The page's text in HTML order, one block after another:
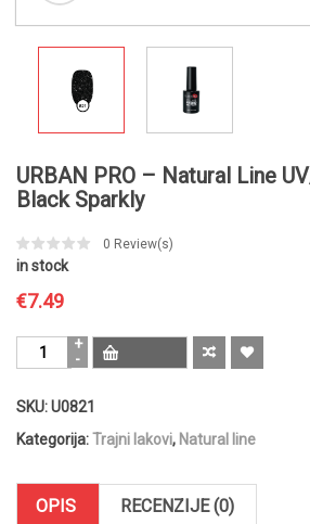
URBAN PRO – Natural Line
Black Sparkly
0 Review(s)
in stock
€7.49
URBAN
PRO
Natural
Line
Black
SKU:U0821
Kategorija:Trajni lakovi, Natural line
OPIS RECENZIJE (0)